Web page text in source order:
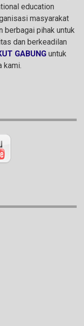
education
masyarakat
berbagai pihak untuk
dan berkeadilan
GABUNG untuk
kami.